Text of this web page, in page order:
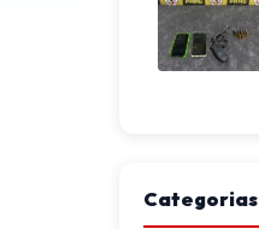
Categorias